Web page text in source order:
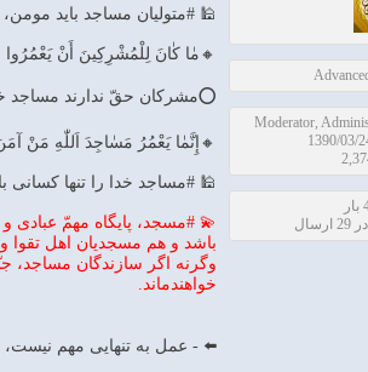
🕌 #متولیان مساجد باید
🔸مٰا كٰانَ لِلْمُشْرِكِينَ أَنْ يَعْمُرُوا
⭕️مشركان حقّ ندارند مساجد
🔸إِنَّمٰا يَعْمُرُ مَسٰاجِدَ اَللّٰهِ مَنْ آمَنَ
🕌 #مساجد خدا را تنها كسانى
💫 #مسجد، پايگاه مهمّ عبادى
باشد و هم مسجديان اهل تقوا
وگرنه اگر سازندگان مساجد،
خواهندماند.
⬅️ - عمل به تنهايى مهم نيست،